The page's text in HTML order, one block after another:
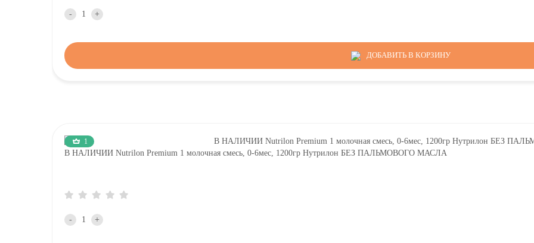
- +
ДОБАВИТЬ В КОРЗИНУ
1
В НАЛИЧИИ Nutrilon Premium 1 молочная смесь, 0-6мес, 1200гр Нутрилон БЕЗ ПАЛЬМОВОГО МАСЛА
- +